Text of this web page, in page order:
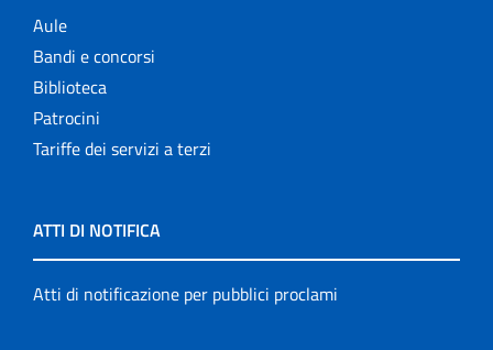
Aule
Bandi e concorsi
Biblioteca
Patrocini
Tariffe dei servizi a terzi
ATTI DI NOTIFICA
Atti di notificazione per pubblici proclami